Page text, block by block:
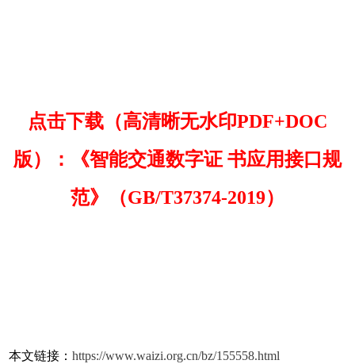
点击下载（高清晰无水印PDF+DOC
版）：《智能交通数字证 书应用接口规
范》（GB/T37374-2019）
本文链接：https://www.waizi.org.cn/bz/155558.html